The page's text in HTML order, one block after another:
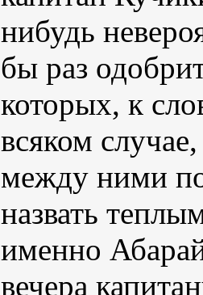
нибудь
бы раз
которых, к
всяком
между ними
назвать
именно
вечера